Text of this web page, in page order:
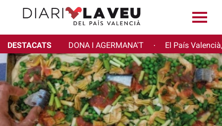
DESTACATS DONA I AGERMANA'T · El País